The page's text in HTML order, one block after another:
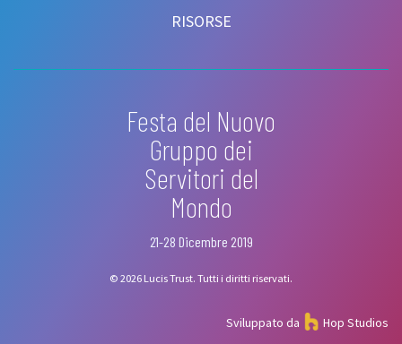
Festa del Nuovo
Gruppo dei
Servitori del
Mondo
21-28 Dicembre 2019
© 2026 Lucis Trust. Tutti i diritti riservati.
RISORSE
Sviluppato da Hop Studios